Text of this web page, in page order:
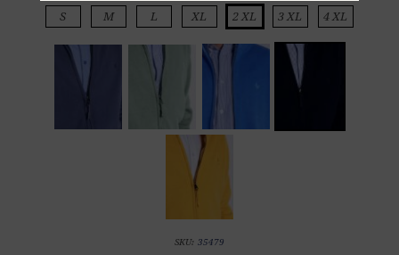
S M L XL 2 XL 3 XL 4 XL
SKU: 35479